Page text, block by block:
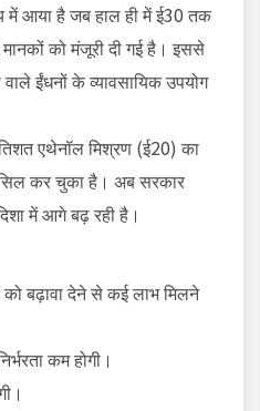
आया है जब हाल ही में ई30 तक
को मंजूरी दी गई है। इससे
ईंधनों के व्यावसायिक उपयोग
एथेनॉल मिश्रण (ई20) का
कर चुका है। अब सरकार
में आगे बढ़ रही है।
बढ़ावा देने से कई लाभ मिलने
कम होगी।